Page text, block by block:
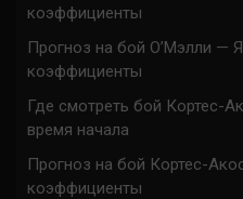
коэффициенты
Прогноз на бой О’Мэлли —
коэффициенты
Где смотреть бой Кортес-
время начала
Прогноз на бой Кортес-
коэффициенты